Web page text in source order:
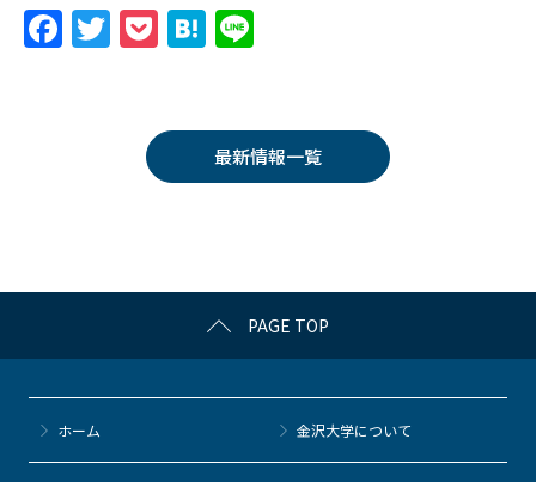
F
k
T
er
P
k
et
H
n
a
最新情報一覧
PAGE TOP
ホーム 金沢大学について